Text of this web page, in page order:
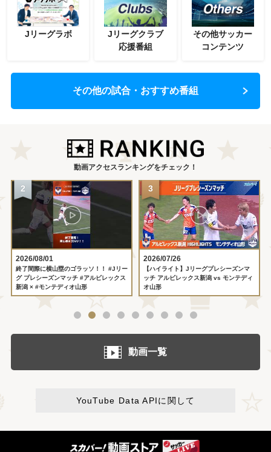
Jリーグラボ
Jリーグクラブ
応援番組
その他サッカー
コンテンツ
その他の試合・おすすめ番組
動画アクセスランキングをチェック！
2026/08/01
終了間際に横山塁のゴラッソ！！ #Jリー
グ プレシーズンマッチ #アルビレックス
新潟 × #モンテディオ山形
2026/07/26
【ハイライト】Jリーグプレシーズンマ
ッチ アルビレックス新潟 vs モンテディ
オ山形
動画一覧
YouTube Data APIに関して